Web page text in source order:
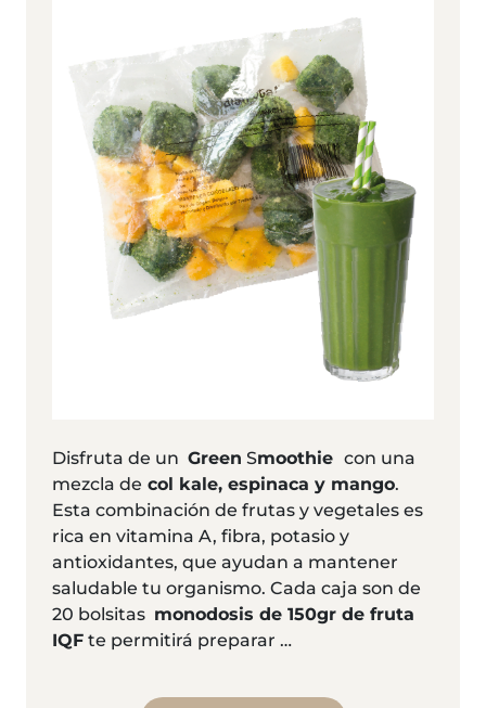
Disfruta de un Green Smoothie con una
mezcla de col kale, espinaca y mango.
Esta combinación de frutas y vegetales es
rica en vitamina A, fibra, potasio y
antioxidantes, que ayudan a mantener
saludable tu organismo. Cada caja son de
20 bolsitas monodosis de 150gr de fruta
IQF te permitirá preparar …